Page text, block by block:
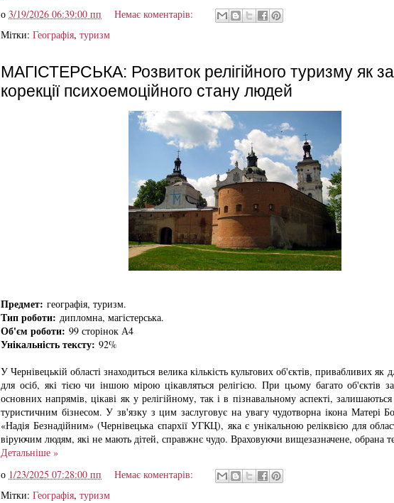
о 3/19/2026 06:39:00 пп
Немає коментарів:
Мітки: Географія, туризм
МАГІСТЕРСЬКА: Розвиток релігійного туризму як
корекції психоемоційного стану людей
Предмет: географія, туризм.
Тип роботи: дипломна, магістерська.
Об'єм роботи: 99 сторінок А4
Унікальність тексту: 92%
У Чернівецькій області знаходиться велика кількість культових об'єктів, привабливих як
для осіб, які тією чи іншою мірою цікавляться релігією. При цьому багато об'єктів
основних напрямів, цікаві як у релігійному, так і в пізнавальному аспекті,
туристичним бізнесом. У зв'язку з цим заслуговує на увагу чудотворна ікона Матері
«Надія Безнадійним» (Чернівецька єпархії УГКЦ), яка є унікальною реліквією для
віруючим людям, які не мають дітей, справжнє чудо. Враховуючи вищезазначене, обрана
Детальніше »
о 1/23/2025 07:28:00 пп
Немає коментарів:
Мітки: Географія, туризм